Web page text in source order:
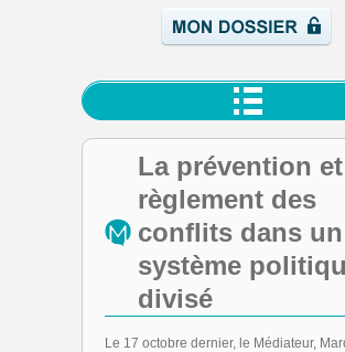
La prévention
règlement des
conflits dans un
système
divisé
Le 17 octobre dernier, le Médiateur,